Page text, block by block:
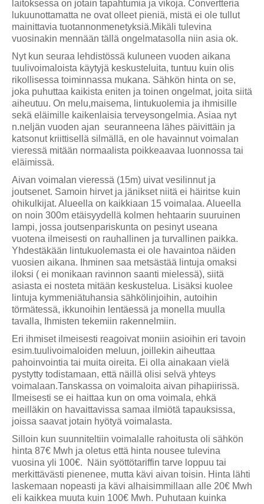
laitoksessa on jotain tapahtumia ja vikoja. Convertteria
lukuunottamatta ne ovat olleet pieniä, mistä ei ole tullut
mainittavia tuotannonmenetyksiä.Mikäli tulevina
vuosinakin mennään tällä ongelmatasolla niin asia ok.
Nyt kun seuraa lehdistössä kuluneen vuoden aikana
tuulivoimaloista käytyjä keskusteluita, tuntuu kuin olis
rikollisessa toiminnassa mukana. Sähkön hinta on se,
joka puhuttaa kaikista eniten ja toinen ongelmat, joita siitä
aiheutuu. On melu,maisema, lintukuolemia ja ihmisille
sekä eläimille kaikenlaisia terveysongelmia. Asiaa nyt
n.neljän vuoden ajan seuranneena lähes päivittäin ja
katsonut kriittisellä sil mällä, en ole havainnut voimalan
vieressä mitään normaalista poikkeaavaa luonnossa tai
eläimissä.
Aivan voimalan vieressä (15m) uivat vesilinnut ja
joutsenet. Samoin hirvet ja jänikset niitä ei häiritse kuin
ohikulkijat. Alueella on kaikkiaan 15 voimalaa. Alueella
on noin 300m etäisyydellä kolmen hehtaarin suuruinen
lampi, jossa joutsenpariskunta on pesinyt useana
vuotena ilmeisesti on rauhallinen ja turvallinen paikka.
Yhdestäkään lintukuolemasta ei ole havaintoa näiden
vuosien aikana. Ihminen saa metsästää lintuja omaksi
iloksi ( ei monikaan ravinnon saanti mielessä), siitä
asiasta ei nosteta mitään keskustelua. Lisäksi kuolee
lintuja kymmeniätuhansia sähkölinjoihin, autoihin
törmätessä, ikkunoihin lentäessä ja monella muulla
tavalla, Ihmisten tekemiin rakennelmiin.
Eri ihmiset ilmeisesti reagoivat moniin asioihin eri tavoin
esim.tuulivoimaloiden meluun, joillekin aiheuttaa
pahoinvointia tai muita oireita. Ei olla ainakaan vielä
pystytty todistamaan, että näillä olisi selvä yhteys
voimalaan.Tanskassa on voimaloita aivan pihapiirissä.
Ilmeisesti se ei haittaa kun on oma voimala, ehkä
meilläkin on havaittavissa samaa ilmiötä tapauksissa,
joissa saavat jotain hyötyä voimalasta.
Silloin kun suunniteltiin voimalalle rahoitusta oli sähkön
hinta 87€ Mwh ja oletus että hinta nousee tulevina
vuosina yli 100€. Näin syöttötariffin tarve loppuu tai
merkittävästi pienenee, mutta kävi aivan toisin. Hinta lähti
laskemaan nopeasti ja kävi alhaisimmillaan alle 20€ Mwh
eli kaikkea muuta kuin 100€ Mwh. Puhutaan kuinka